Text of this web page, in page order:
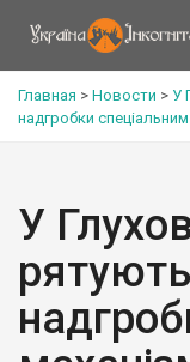
Главная > Новости > У
надгробки
У